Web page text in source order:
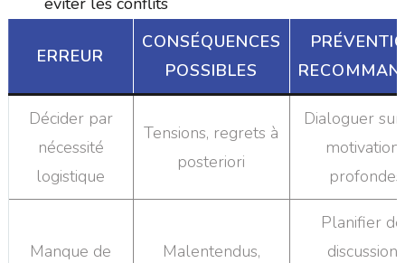
ERREUR
CONSÉQUENCES
POSSIBLES
Décider par
nécessité
logistique
Tensions, regrets à
posteriori
Dialoguer
profondes
Manque de
Malentendus,
Planifier
discussions